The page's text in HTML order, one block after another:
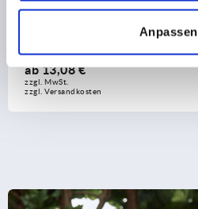
Anpassen